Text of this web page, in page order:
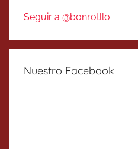
Seguir a @bonrotllo
Nuestro Facebook